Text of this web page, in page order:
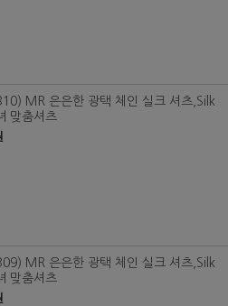
MR 은은한 광택 체인 실크 셔츠,Silk
맞춤셔츠
MR 은은한 광택 체인 실크 셔츠,Silk
맞춤셔츠